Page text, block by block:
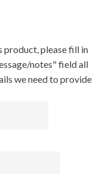
product, please fill in
notes" field all
we need to provide